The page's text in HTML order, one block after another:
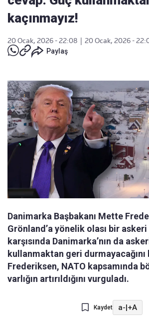
kaçınmayız!
20 Ocak, 2026 - 22:08
20 Ocak, 2026 -
Paylaş
Danimarka Başbakanı Mette
Grönland’a yönelik olası bir
karşısında Danimarka’nın da
kullanmaktan geri
Frederiksen, NATO kapsamında
varlığın artırıldığını vurguladı.
Kaydet a-|+A